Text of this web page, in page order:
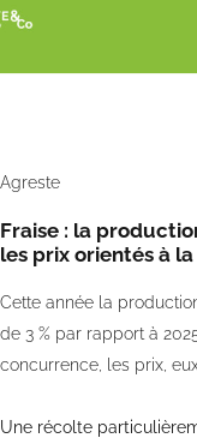
Agreste
Fraise : la
les prix orientés à la
Cette année la
de 3 % par rapport à
concurrence, les prix,
Une récolte